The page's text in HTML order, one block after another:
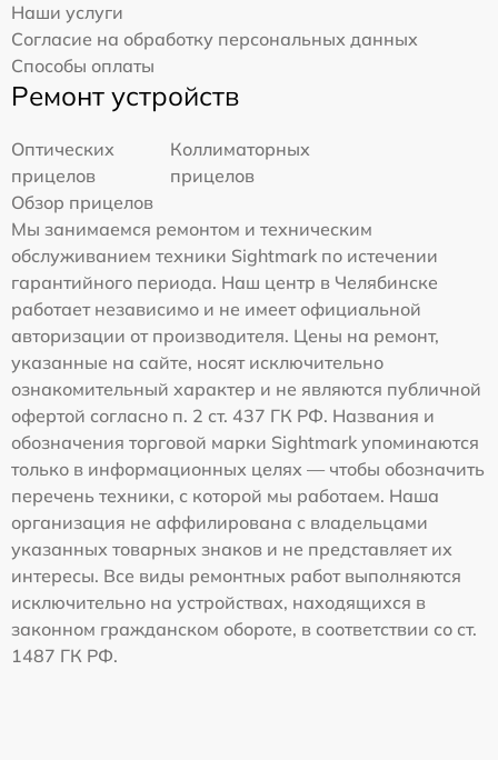
Наши услуги
Согласие на обработку персональных данных
Способы оплаты
Ремонт устройств
Оптических
прицелов
Коллиматорных
прицелов
Обзор прицелов
Мы занимаемся ремонтом и техническим
обслуживанием техники Sightmark по истечении
гарантийного периода. Наш центр в Челябинске
работает независимо и не имеет официальной
авторизации от производителя. Цены на ремонт,
указанные на сайте, носят исключительно
ознакомительный характер и не являются публичной
офертой согласно п. 2 ст. 437 ГК РФ. Названия и
обозначения торговой марки Sightmark упоминаются
только в информационных целях — чтобы обозначить
перечень техники, с которой мы работаем. Наша
организация не аффилирована с владельцами
указанных товарных знаков и не представляет их
интересы. Все виды ремонтных работ выполняются
исключительно на устройствах, находящихся в
законном гражданском обороте, в соответствии со ст.
1487 ГК РФ.